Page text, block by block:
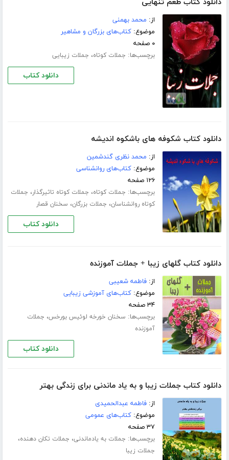
دانلود کتاب طعم تنهایی
از: محمد بهمنی
موضوع:کتاب‌های بزرگان و مشاهیر
۰ صفحه
برچسب‌ها: جملات کوتاه، جملات زیبایی
دانلود کتاب
دانلود کتاب شکوفه های باشکوه اندیشه
از: محمد نظری گندشمین
موضوع:کتاب‌های روانشناسی
۱۲۶ صفحه
برچسب‌ها: جملات کوتاه، جملات کوتاه تاثیرگذار، جملات
کوتاه روانشناسان، جملات بزرگان، سخنان قصار
دانلود کتاب
دانلود کتاب گلهای زیبا + جملات آموزنده
از:فاطمه شعیبی
موضوع:کتاب‌های آموزشی زیبایی
۳۴ صفحه
برچسب‌ها: سخنان خورخه لوئیس بورخس، جملات
آموزنده
دانلود کتاب
دانلود کتاب جملات زیبا و به یاد ماندنی برای زندگی بهتر
از:فاطمه عبدالحمیدی
موضوع:کتاب‌های عمومی
۳۷ صفحه
برچسب‌ها: جملات به یادماندنی، جملات تکان دهنده،
جملات زیبا